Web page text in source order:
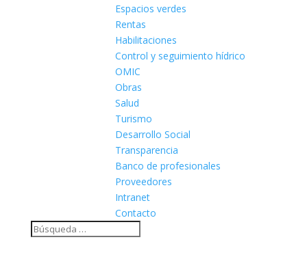
Espacios verdes
Rentas
Habilitaciones
Control y seguimiento hídrico
OMIC
Obras
Salud
Turismo
Desarrollo Social
Transparencia
Banco de profesionales
Proveedores
Intranet
Contacto